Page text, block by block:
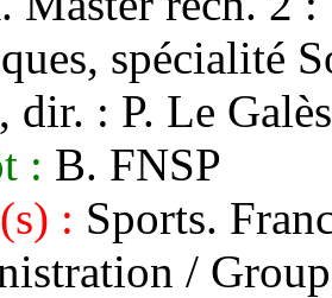
spécialité
dir. : P. Le Galès
: B. FNSP
: Sports.
/